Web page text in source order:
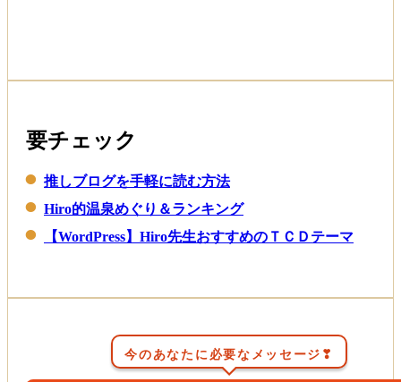
要チェック
推しブログを手軽に読む方法
Hiro的温泉めぐり＆ランキング
【WordPress】Hiro先生おすすめのＴＣＤテーマ
今のあなたに必要なメッセージ❣